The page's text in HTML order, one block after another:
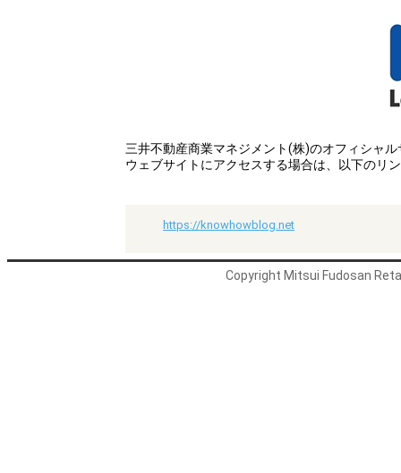
三井不動産商業マネジメント(株)のオフィシャ
ウェブサイトにアクセスする場合は、以下のリ
https://knowhowblog.net
Copyright Mitsui Fudosan